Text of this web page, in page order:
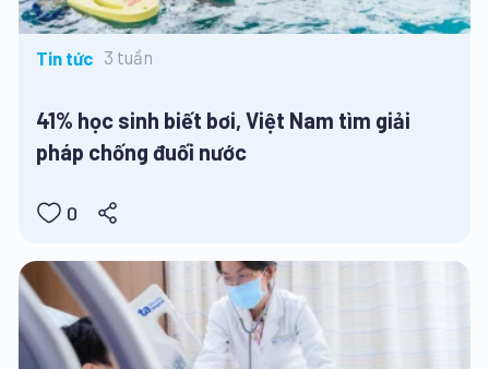
Tin tức 3 tuần
41% học sinh biết bơi, Việt Nam tìm giải
pháp chống đuối nước
0